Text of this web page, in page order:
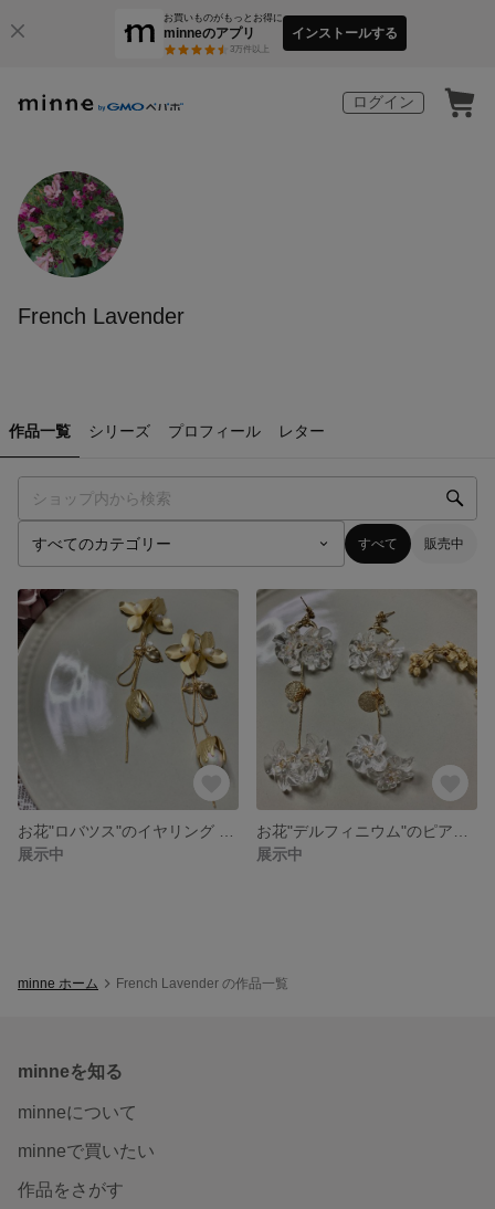
お買いものがもっとお得に
minneのアプリ
3万件以上
インストールする
ログイン
French Lavender
作品一覧 シリーズ プロフィール レター
すべて 販売中
展示中
展示中
minne ホーム French Lavender の作品一覧
minneを知る
minneについて
minneで買いたい
作品をさがす